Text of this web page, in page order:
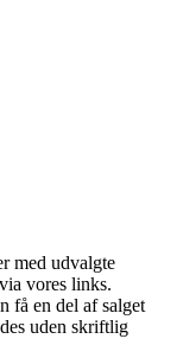
med udvalgte
vores links.
få en del af salget
uden skriftlig